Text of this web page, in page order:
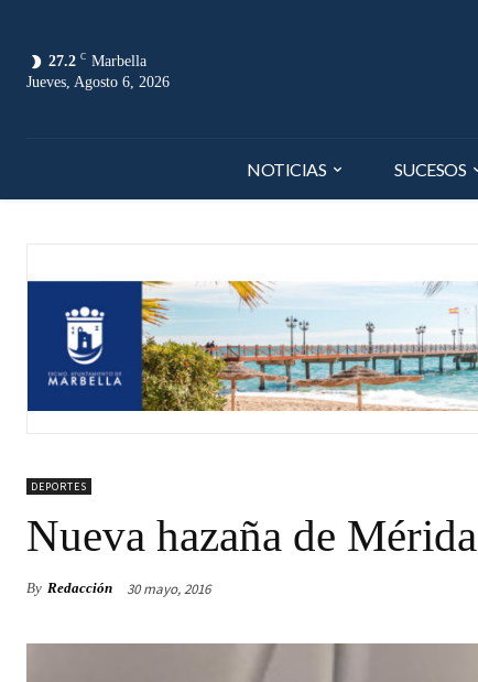
27.2 C Marbella
Jueves, Agosto 6, 2026
NOTICIAS SUCESOS
DEPORTES
Nueva hazaña de Mérida
By Redacción 30 mayo, 2016